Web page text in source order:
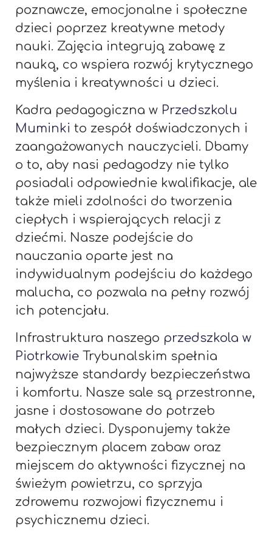
poznawcze, emocjonalne i społeczne
dzieci poprzez kreatywne metody
nauki. Zajęcia integrują zabawę z
nauką, co wspiera rozwój krytycznego
myślenia i kreatywności u dzieci.
Kadra pedagogiczna w Przedszkolu
Muminki to zespół doświadczonych i
zaangażowanych nauczycieli. Dbamy
o to, aby nasi pedagodzy nie tylko
posiadali odpowiednie kwalifikacje, ale
także mieli zdolności do tworzenia
ciepłych i wspierających relacji z
dziećmi. Nasze podejście do
nauczania oparte jest na
indywidualnym podejściu do każdego
malucha, co pozwala na pełny rozwój
ich potencjału.
Infrastruktura naszego przedszkola w
Piotrkowie Trybunalskim spełnia
najwyższe standardy bezpieczeństwa
i komfortu. Nasze sale są przestronne,
jasne i dostosowane do potrzeb
małych dzieci. Dysponujemy także
bezpiecznym placem zabaw oraz
miejscem do aktywności fizycznej na
świeżym powietrzu, co sprzyja
zdrowemu rozwojowi fizycznemu i
psychicznemu dzieci.